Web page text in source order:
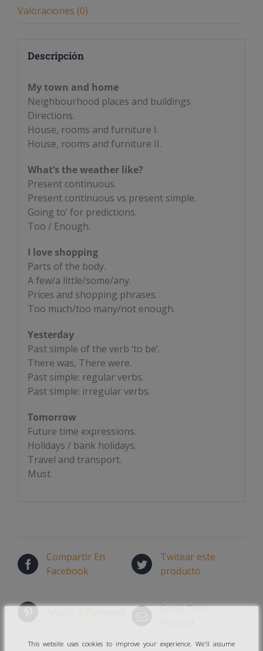
Valoraciones (0)
Descripción
My town and home
Neighbourhood places and buildings
Directions.
House, rooms and furniture I.
House, rooms and furniture II.
What’s the weather like?
Present continuous.
Present continuous vs present simple.
Going to’ for predictions.
Too / Enough.
I love shopping
Parts of the body.
A few/a little/some/any.
Prices and shopping phrases.
Too much/too many/not enough.
Yesterday
Past simple of the verb ‘to be’.
There was, There were.
Past simple: regular verbs.
Past simple: irregular verbs.
Tomorrow
Future time expressions.
Holidays / bank holidays.
Travel and transport.
Must.
Compartir En
Facebook
Twitear este
producto
Email This
This website uses cookies to improve your experience. We'll assume